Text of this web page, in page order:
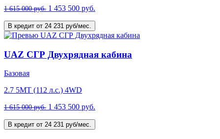
1 615 000 руб. 1 453 500 руб.
В кредит от 24 231 руб/мес.
UAZ СГР Двухрядная кабина
Базовая
2.7 5MT (112 л.с.) 4WD
1 615 000 руб. 1 453 500 руб.
В кредит от 24 231 руб/мес.